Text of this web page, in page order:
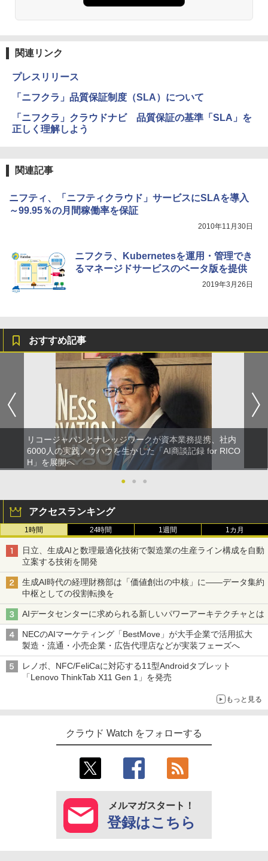
関連リンク
プレスリリース
「ニフクラ」品質保証制度（SLA）について
「ニフクラ」クラウドナビ 品質保証の基準「SLA」を
正しく理解しよう
関連記事
ニフティ、「ニフティクラウド」サービスにSLAを導入
～99.95％の月間稼働率を保証
2010年11月30日
ニフクラ、Kubernetesを運用・管理でき
るマネージドサービスのベータ版を提供
2019年3月26日
おすすめ記事
リコージャパンとナレッジワークが資本業務提携、社内
6000人の実践ノウハウを生かした「AI商談記録 for RICO
H」を展開へ
●
● ●
アクセスランキング
1時間 24時間 1週間 1カ月
日立、生成AIと数理最適化技術で製造業の生産ライン構成を自動
立案する技術を開発
生成AI時代の経理財務部は「価値創出の中核」に――データ集約
中枢としての役割転換を
AIデータセンターに求められる新しいパワーアーキテクチャとは
NECのAIマーケティング「BestMove」が大手企業で活用拡大
製造・流通・小売企業・広告代理店などが実装フェーズへ
レノボ、NFC/FeliCaに対応する11型Androidタブレット
「Lenovo ThinkTab X11 Gen 1」を発売
もっと見る
クラウド Watch をフォローする
メルマガスタート！
登録はこちら